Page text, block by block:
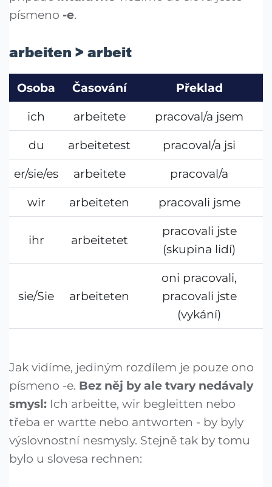
písmeno -e.
arbeiten > arbeit
Osoba Časování
Překlad
ich
arbeitete
pracoval/a jsem
du
arbeitetest
pracoval/a jsi
er/sie/es
arbeitete
pracoval/a
wir
arbeiteten pracovali jsme
ihr arbeitetet
pracovali jste
(skupina lidí)
sie/Sie arbeiteten
oni pracovali,
pracovali jste
(vykání)
Jak vidíme, jediným rozdílem je pouze ono
písmeno -e. Bez něj by ale tvary nedávaly
smysl: Ich arbeitte, wir begleitten nebo
třeba er wartte nebo antworten - by byly
výslovnostní nesmysly. Stejně tak by tomu
bylo u slovesa rechnen: